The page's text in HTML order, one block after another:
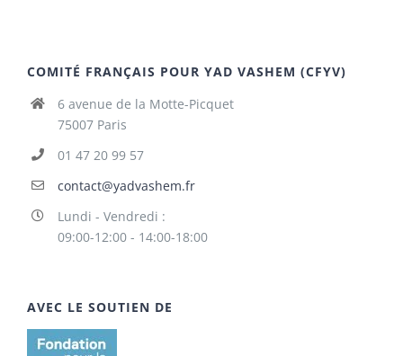
COMITÉ FRANÇAIS POUR YAD VASHEM (CFYV)
6 avenue de la Motte-Picquet
75007 Paris
01 47 20 99 57
contact@yadvashem.fr
Lundi - Vendredi :
09:00-12:00 - 14:00-18:00
AVEC LE SOUTIEN DE